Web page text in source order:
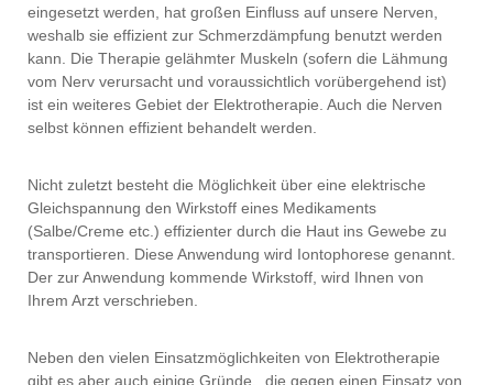
eingesetzt werden, hat großen Einfluss auf unsere Nerven,
weshalb sie effizient zur Schmerzdämpfung benutzt werden
kann. Die Therapie gelähmter Muskeln (sofern die Lähmung
vom Nerv verursacht und voraussichtlich vorübergehend ist)
ist ein weiteres Gebiet der Elektrotherapie. Auch die Nerven
selbst können effizient behandelt werden.
Nicht zuletzt besteht die Möglichkeit über eine elektrische
Gleichspannung den Wirkstoff eines Medikaments
(Salbe/Creme etc.) effizienter durch die Haut ins Gewebe zu
transportieren. Diese Anwendung wird Iontophorese genannt.
Der zur Anwendung kommende Wirkstoff, wird Ihnen von
Ihrem Arzt verschrieben.
Neben den vielen Einsatzmöglichkeiten von Elektrotherapie
gibt es aber auch einige Gründe, die gegen einen Einsatz von